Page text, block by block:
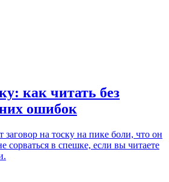
как читать без
ошибок
на тоску на пике боли, что он
сорваться в спешке, если вы читаете